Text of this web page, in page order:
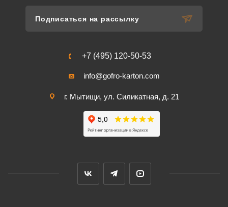
Подписаться на рассылку
+7 (495) 120-50-53
info@gofro-karton.com
г. Мытищи, ул. Силикатная, д. 21